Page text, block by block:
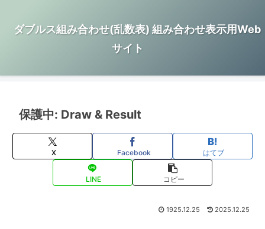
ダブルス組み合わせ(乱数表) 組み合わせ表示用Web
サイト
保護中: Draw & Result
X Facebook はてブ
LINE コピー
1925.12.25 2025.12.25